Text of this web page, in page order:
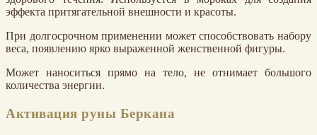
эффекта притягательной внешности и красоты.
При долгосрочном применении может способствовать набору
веса, появлению ярко выраженной женственной фигуры.
Может наноситься прямо на тело, не отнимает большого
количества энергии.
Активация руны Беркана